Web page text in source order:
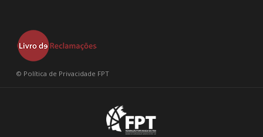
© Política de Privacidade FPT